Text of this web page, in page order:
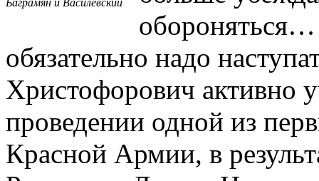
Баграмян и Василевский
обязательно надо
Христофорович активно
проведении одной из
Красной Армии, в